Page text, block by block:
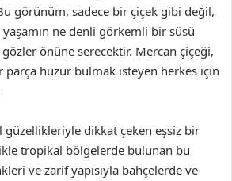
görünüm, sadece bir çiçek gibi değil,
ne denli görkemli bir süsü
önüne serecektir. Mercan çiçeği,
parça huzur bulmak isteyen herkes için
güzellikleriyle dikkat çeken eşsiz bir
tropikal bölgelerde bulunan bu
ve zarif yapısıyla bahçelerde ve